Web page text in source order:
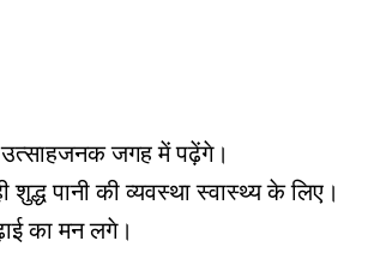
उत्साहजनक जगह में पढ़ेंगे।
पानी की व्यवस्था स्वास्थ्य के लिए।
का मन लगे।